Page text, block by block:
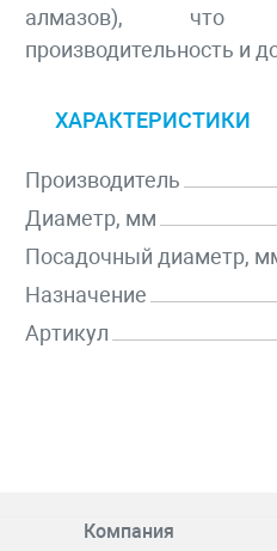
алмазов), что
производительность и
ХАРАКТЕРИСТИКИ
Производитель
Диаметр, мм
Посадочный диаметр,
Назначение
Артикул
Компания